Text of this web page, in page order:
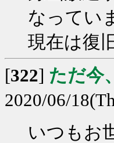
なってい
現在は復
[322] ただ今
2020/06/
いつもお